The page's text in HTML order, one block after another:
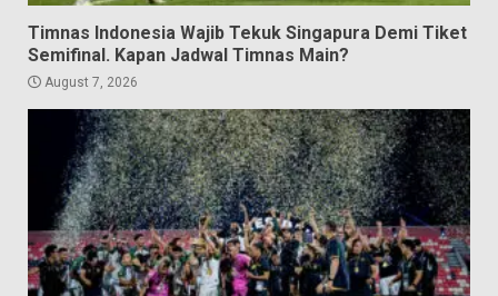
Timnas Indonesia Wajib Tekuk Singapura Demi Tiket
Semifinal. Kapan Jadwal Timnas Main?
August 7, 2026